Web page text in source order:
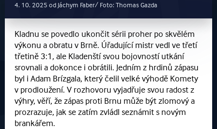
4. 10. 2025 od Jáchym Faber/ Foto: Thomas Gazda
Kladnu se povedlo ukončit sérii proher po skvělém
výkonu a obratu v Brně. Úřadující mistr vedl ve třetí
třetině 3:1, ale Kladenští svou bojovností utkání
srovnali a dokonce i obrátili. Jedním z hrdinů zápasu
byl i Adam Brízgala, který čelil velké výhodě Komety
v prodloužení. V rozhovoru vyjadřuje svou radost z
výhry, věří, že zápas proti Brnu může být zlomový a
prozrazuje, jak se zatím zvládl seznámit s novým
brankářem.